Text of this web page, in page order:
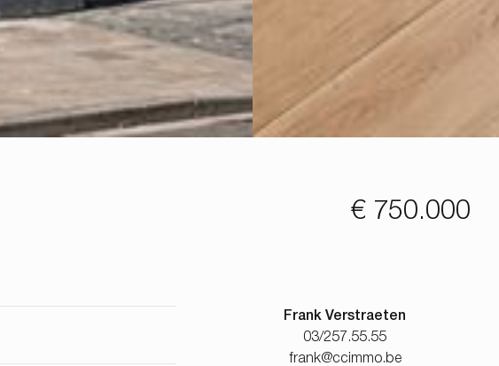
€ 750.000
Frank Verstraeten
03/257.55.55
frank@ccimmo.be